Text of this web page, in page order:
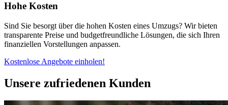
Hohe Kosten
Sind Sie besorgt über die hohen Kosten eines Umzugs? Wir bieten
transparente Preise und budgetfreundliche Lösungen, die sich Ihren
finanziellen Vorstellungen anpassen.
Kostenlose Angebote einholen!
Unsere zufriedenen Kunden